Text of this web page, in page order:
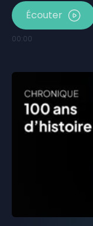
Écouter
00:00